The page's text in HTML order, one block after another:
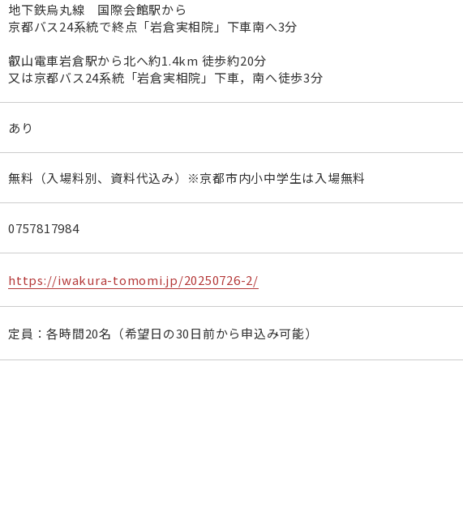
地下鉄烏丸線 国際会館駅から
京都バス24系統で終点「岩倉実相院」下車南へ3分
叡山電車岩倉駅から北へ約1.4km 徒歩約20分
又は京都バス24系統「岩倉実相院」下車，南へ徒歩3分
あり
無料（入場料別、資料代込み）※京都市内小中学生は入場無料
0757817984
https://iwakura-tomomi.jp/20250726-2/
定員：各時間20名（希望日の30日前から申込み可能）